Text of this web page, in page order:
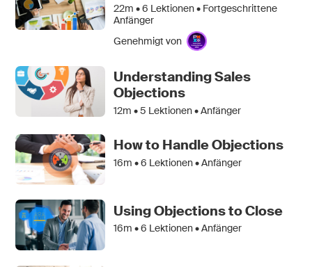
22m •6 Lektionen • Fortgeschrittene
Anfänger
Genehmigt von
Understanding Sales
Objections
12m •5 Lektionen • Anfänger
How to Handle Objections
16m •6 Lektionen • Anfänger
Using Objections to Close
16m •6 Lektionen • Anfänger